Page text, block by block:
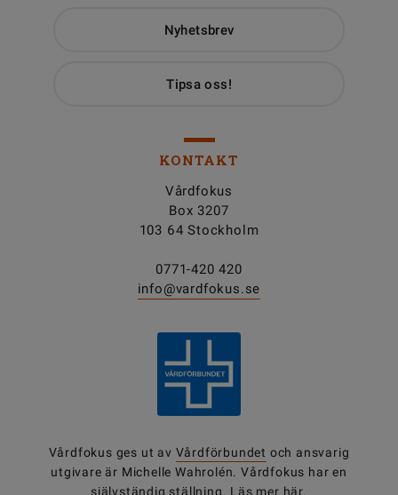
Nyhetsbrev
Tipsa oss!
KONTAKT
Vårdfokus
Box 3207
103 64 Stockholm
0771-420 420
info@vardfokus.se
Vårdfokus ges ut av Vårdförbundet och ansvarig
utgivare är Michelle Wahrolén. Vårdfokus har en
självständig ställning. Läs mer här.